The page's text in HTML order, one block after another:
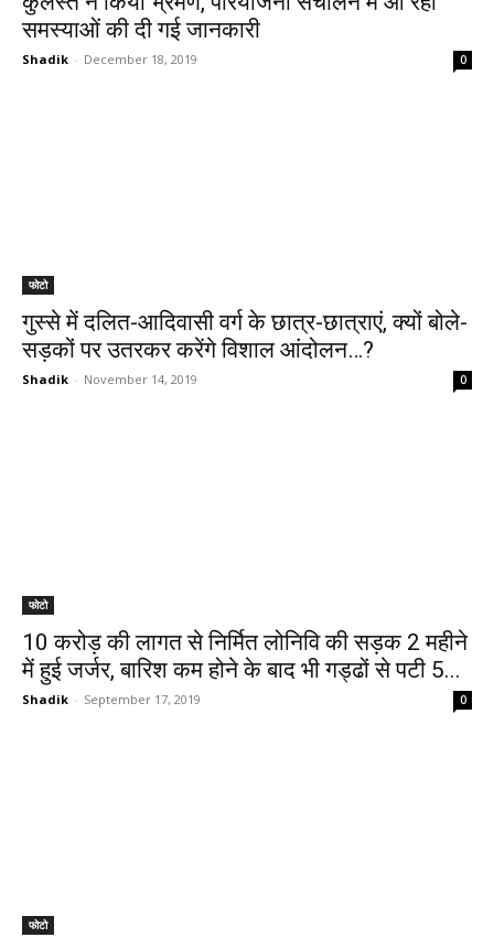
समस्याओं की दी गई जानकारी
Shadik - December 18, 2019 0
फोटो
गुस्से में दलित-आदिवासी वर्ग के छात्र-छात्राएं, क्यों बोले-
सड़कों पर उतरकर करेंगे विशाल आंदोलन…?
Shadik - November 14, 2019 0
फोटो
10 करोड़ की लागत से निर्मित लोनिवि की सड़क 2 महीने
में हुई जर्जर, बारिश कम होने के बाद भी गड्ढों से पटी 5...
Shadik - September 17, 2019 0
फोटो